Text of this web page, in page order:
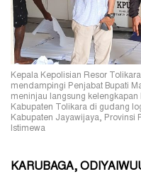
Kepala Kepolisian Resor
mendampingi Penjabat Bupati
meninjau langsung
Kabupaten Tolikara di gudang
Kabupaten Jayawijaya, Provinsi
Istimewa
KARUBAGA,